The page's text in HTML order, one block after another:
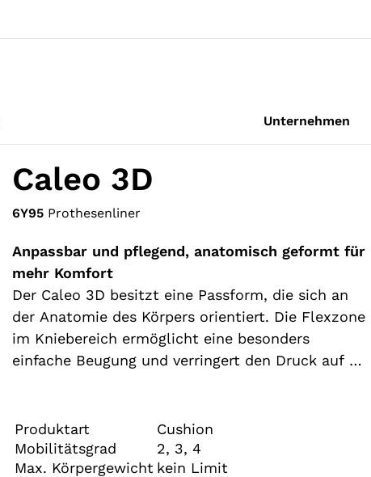
Unternehmen
Caleo 3D
6Y95 Prothesenliner
Anpassbar und pflegend, anatomisch geformt für
mehr Komfort
Der Caleo 3D besitzt eine Passform, die sich an
der Anatomie des Körpers orientiert. Die Flexzone
im Kniebereich ermöglicht eine besonders
einfache Beugung und verringert den Druck auf die
Tragen geschmeidig und weich an – ideal für
trockene und empfindliche Haut.
Produktart
Cushion
Mobilitätsgrad
2, 3, 4
Max. Körpergewicht kein Limit